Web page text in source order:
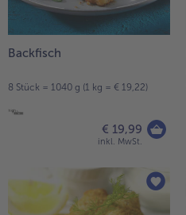
Backfisch
8 Stück = 1040 g (1 kg = € 19,22)
€ 19,99
inkl. MwSt.